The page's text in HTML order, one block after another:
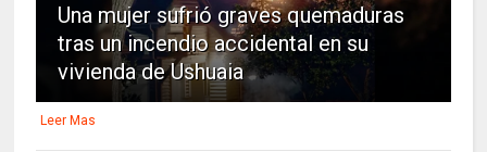
Una mujer sufrió graves quemaduras
tras un incendio accidental en su
vivienda de Ushuaia
Leer Mas